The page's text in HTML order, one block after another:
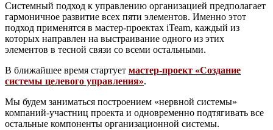
Системный подход к управлению организацией предполагает
гармоничное развитие всех пяти элементов. Именно этот
подход применятся в мастер-проектах iTeam, каждый из
которых направлен на выстраивание одного из этих
элементов в тесной связи со всеми остальными.
В ближайшее время стартует мастер-проект «Создание
системы целевого управления».
Мы будем заниматься построением «нервной системы»
компаний-участниц проекта и одновременно подтягивать все
остальные компоненты организационной системы.